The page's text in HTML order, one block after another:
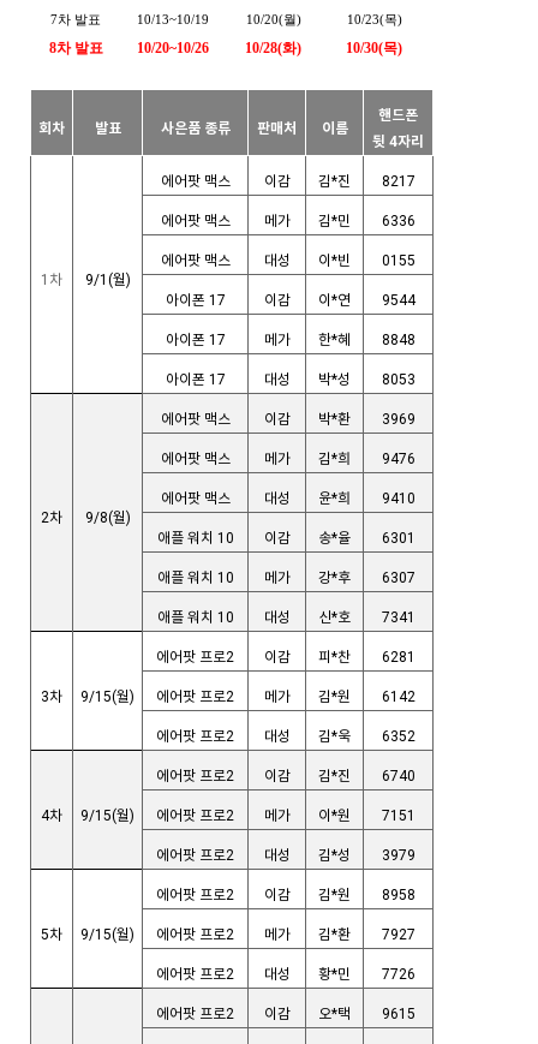
7차 발표 10/13~10/19 10/20(월 ) 10/23(목)
8차 발표 10/20~10/26 10/28(화) 10/30(목)
회차 발표 사은품 종류 판매처 이름
핸드폰
뒷 4자리
1차 9/1(월)
에어팟 맥스 이감 김*진 8217
에어팟 맥스 메가 김*민 6336
에어팟 맥스 대성 이*빈 0155
아이폰 17 이감 이*연 9544
아이폰 17 메가 한*혜 8848
아이폰 17 대성 박*성 8053
2차 9/8(월)
에어팟 맥스 이감 박*환 3969
에어팟 맥스 메가 김*희 9476
에어팟 맥스 대성 윤*희 9410
애플 워치 10 이감 송*율 6301
애플 워치 10 메가 강*후 6307
애플 워치 10 대성 신*호 7341
3차 9/15(월)
에어팟 프로2 이감 피*찬 6281
에어팟 프로2 메가 김*원 6142
에어팟 프로2 대성 김*욱 6352
4차 9/15(월)
에어팟 프로2 이감 김*진 6740
에어팟 프로2 메가 이*원 7151
에어팟 프로2 대성 김*성 3979
5차 9/15(월)
에어팟 프로2 이감 김*원 8958
에어팟 프로2 메가 김*환 7927
에어팟 프로2 대성 황*민 7726
에어팟 프로2 이감 오*택 9615